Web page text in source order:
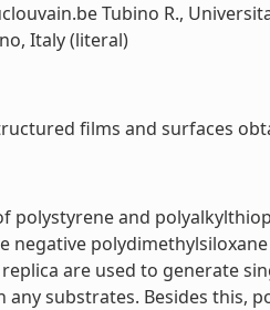
Tubino R.,
Italy (literal)
films and surfaces
polystyrene and
negative
are used to generate
substrates. Besides this,